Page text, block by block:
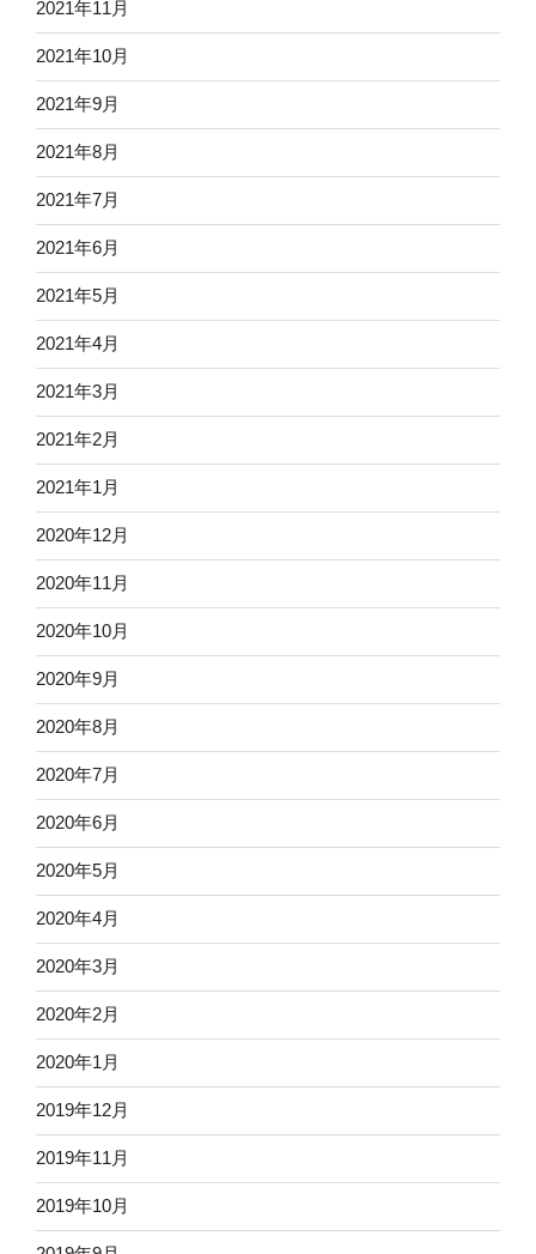
2021年11月
2021年10月
2021年9月
2021年8月
2021年7月
2021年6月
2021年5月
2021年4月
2021年3月
2021年2月
2021年1月
2020年12月
2020年11月
2020年10月
2020年9月
2020年8月
2020年7月
2020年6月
2020年5月
2020年4月
2020年3月
2020年2月
2020年1月
2019年12月
2019年11月
2019年10月